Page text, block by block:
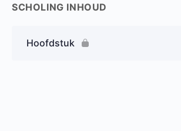
SCHOLING INHOUD
Hoofdstuk